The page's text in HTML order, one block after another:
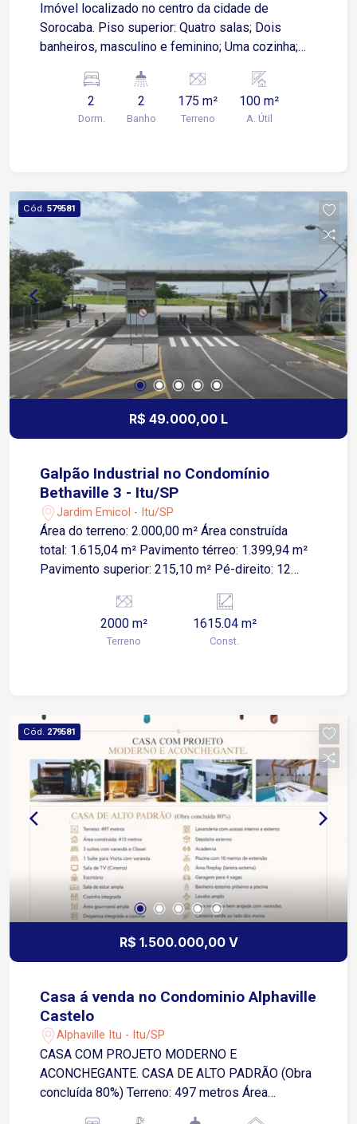
Imóvel localizado no centro da cidade de
Sorocaba. Piso superior: Quatro salas; Dois
banheiros, masculino e feminino; Uma cozinha;
Garagem para dois veículos; Um quarto; Uma
salão; Uma cozinha; Um banheiro; Um quintal.
2
Dorm.
2
Banho
175 m²
Terreno
100 m²
A. Útil
Cód. 579581
R$ 49.000,00 L
Galpão Industrial no Condomínio
Bethaville 3 - Itu/SP
Jardim Emicol - Itu/SP
Área do terreno: 2.000,00 m² Área construída
total: 1.615,04 m² Pavimento térreo: 1.399,94 m²
Pavimento superior: 215,10 m² Pé-direito: 12
artesiano Caixa reserva de água: 45.000 litros
Elevador para 4 pessoas O empreendimento
oferece uma estrutura completa para instalação e
adequado para indústrias, centros de distribuição,
logística, armazenagem, operações comerciais e
empresas que necessitam de uma estrutura
ampla e segura.
2000 m²
Terreno
1615.04 m²
Const.
Cód. 279581
R$ 1.500.000,00 V
Casa á venda no Condominio Alphaville
Castelo
Alphaville Itu - Itu/SP
CASA COM PROJETO MODERNO E
ACONCHEGANTE. CASA DE ALTO PADRÃO (Obra
concluída 80%) Terreno: 497 metros Área